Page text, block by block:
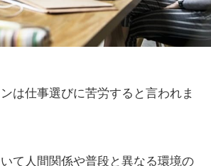
は仕事選びに苦労すると言われま
て人間関係や普段と異なる環境の